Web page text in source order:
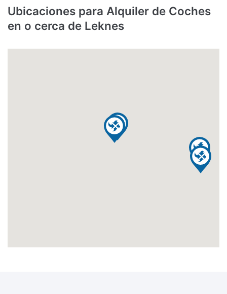
Ubicaciones para Alquiler de Coches
en o cerca de Leknes